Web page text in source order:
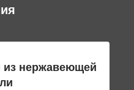
из нержавеющей